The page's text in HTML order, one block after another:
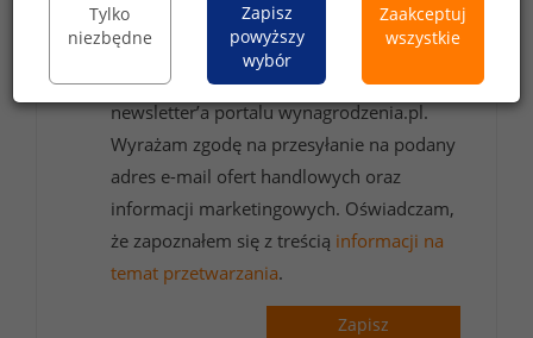
danych osobowych zawartych w
formularzu przez Sedlak
Sedlak sp. z o.o.
sp. k. w celu otrzymywania bezpłatnego
newsletter’a portalu wynagrodzenia.pl.
Wyrażam zgodę na przesyłanie na podany
adres e-mail ofert handlowych oraz
informacji marketingowych. Oświadczam,
że zapoznałem się z treścią informacji na
temat przetwarzania.
Zapisz
Tylko
niezbędne
Zapisz
powyższy
wybór
Zaakceptuj
wszystkie